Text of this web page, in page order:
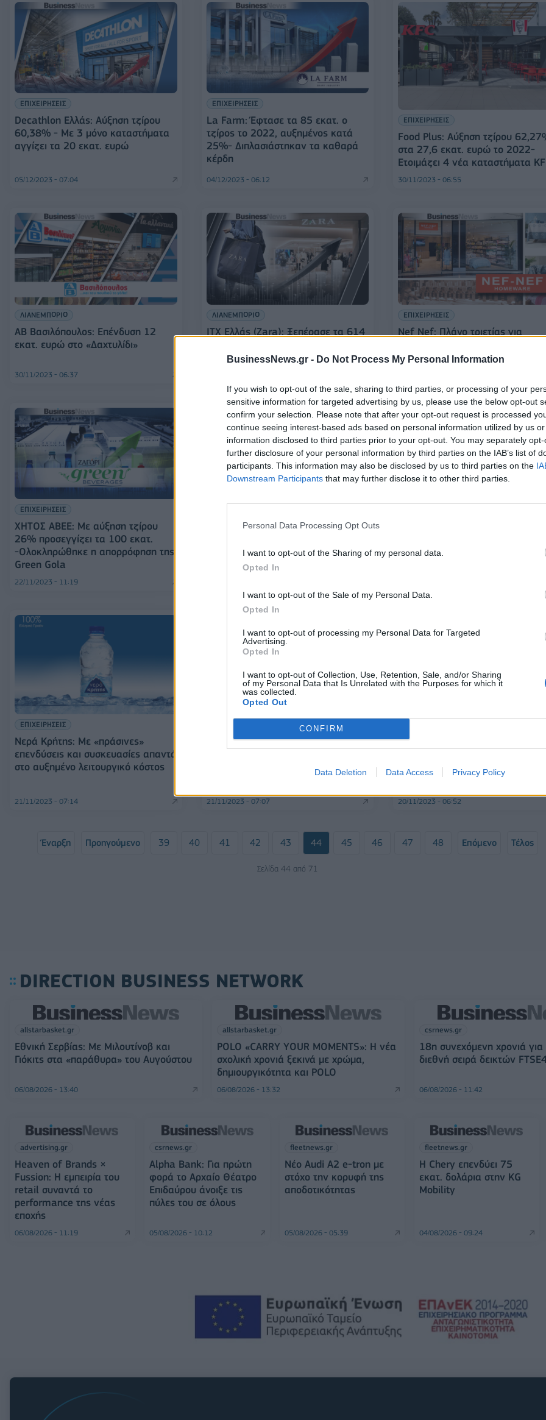
BusinessNews.gr - Do Not Process My Personal Information
If you wish to opt-out of the sale, sharing to third parties, or processing of your
sensitive information for targeted advertising by us, please use the below opt-out
confirm your selection. Please note that after your opt-out request is processed
continue seeing interest-based ads based on personal information utilized by us
information disclosed to third parties prior to your opt-out. You may separately
further disclosure of your personal information by third parties on the IAB’s list of
participants. This information may also be disclosed by us to third parties on the
Downstream Participants that may further disclose it to other third parties.
Personal Data Processing Opt Outs
I want to opt-out of the Sharing of my personal data.
Opted In
I want to opt-out of the Sale of my Personal Data.
Opted In
I want to opt-out of processing my Personal Data for Targeted
Advertising.
Opted In
I want to opt-out of Collection, Use, Retention, Sale, and/or Sharing
of my Personal Data that Is Unrelated with the Purposes for which it
was collected.
Opted Out
CONFIRM
Data Deletion Data Access Privacy Policy
ΕΠΙΧΕΙΡΗΣΕΙΣ
Decathlon Ελλάς: Aύξηση τζίρου
60,38% - Με 3 μόνο καταστήματα
αγγίζει τα 20 εκατ. ευρώ
05/12/2023 - 07:04
ΕΠΙΧΕΙΡΗΣΕΙΣ
La Farm: Έφτασε τα 85 εκατ. ο
τζίρος το 2022, αυξημένος κατά
25%- Διπλασιάστηκαν τα καθαρά
κέρδη
04/12/2023 - 06:12
ΕΠΙΧΕΙΡΗΣΕΙΣ
Food Plus: Αύξηση τζίρου
στα 27,6 εκατ. ευρώ το 2022-
Ετοιμάζει 4 νέα καταστήματα
30/11/2023 - 06:55
ΛΙΑΝΕΜΠΟΡΙΟ
ΑΒ Βασιλόπουλος: Επένδυση 12
εκατ. ευρώ στο «Δαχτυλίδι»
30/11/2023 - 06:37
ΛΙΑΝΕΜΠΟΡΙΟ
ITX Ελλάς (Ζara): Ξεπέρασε τα 614
ευρώ στο τζίρο της
ΕΠΙΧΕΙΡΗΣΕΙΣ
Νef Nef: Πλάνο τριετίας για
ΕΠΙΧΕΙΡΗΣΕΙΣ
ΧΗΤΟΣ ΑΒΕΕ: Με αύξηση τζίρου
26% προσεγγίζει τα 100 εκατ.
-Ολοκληρώθηκε η απορρόφηση της
Green Gola
22/11/2023 - 11:19
Coffee Island: Το «χαρμάνι»
επιτρέπει να διατηρεί τα μερίδια της
Voi & Noi: Σχεδιάζει 30 νέα
και επέκταση εκτός συνόρων
ΕΠΙΧΕΙΡΗΣΕΙΣ
Νερά Κρήτης: Με «πράσινες»
επενδύσεις και συσκευασίες απαντά
στο αυξημένο λειτουργικό κόστος
21/11/2023 - 07:14
ΛΙΑΝΕΜΠΟΡΙΟ
Bazaar: Στα 223,6 εκατ. ο τζίρος,
αύξηση 384% για τα κέρδη
21/11/2023 - 07:07
ΕΠΙΧΕΙΡΗΣΕΙΣ
την ανάκαμψη- Βελτιωμένη
20/11/2023 - 06:52
Έναρξη Προηγούμενο 39 40 41 42 43 44 45 46 47 48 Επόμενο Τέλος
Σελίδα 44 από 71
DIRECTION BUSINESS NETWORK
allstarbasket.gr
Εθνική Σερβίας: Με Μιλουτίνοβ και
Γιόκιτς στα «παράθυρα» του Αυγούστου
06/08/2026 - 13:40
allstarbasket.gr
POLO «CARRY YOUR MOMENTS»: Η νέα
σχολική χρονιά ξεκινά με χρώμα,
δημιουργικότητα και POLO
06/08/2026 - 13:32
csrnews.gr
18η συνεχόμενη χρονιά
διεθνή σειρά δεικτών
06/08/2026 - 11:42
advertising.gr
Heaven of Brands ×
Fussion: Η εμπειρία του
retail συναντά το
performance της νέας
εποχής
06/08/2026 - 11:19
csrnews.gr
Alpha Bank: Για πρώτη
φορά το Αρχαίο Θέατρο
Επιδαύρου άνοιξε τις
πύλες του σε όλους
05/08/2026 - 10:12
fleetnews.gr
Νέο Audi A2 e-tron με
στόχο την κορυφή της
αποδοτικότητας
05/08/2026 - 05:39
fleetnews.gr
Η Chery επενδύει 75
εκατ. δολάρια στην KG
Mobility
04/08/2026 - 09:24